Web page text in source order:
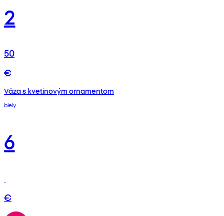
2
50
€
Váza s kvetinovým ornamentom
biely
6
€